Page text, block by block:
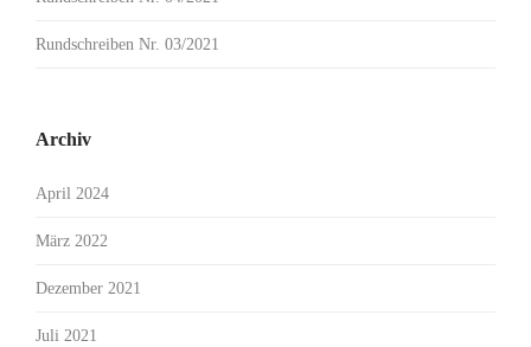
Rundschreiben Nr. 03/2021
Archiv
April 2024
März 2022
Dezember 2021
Juli 2021